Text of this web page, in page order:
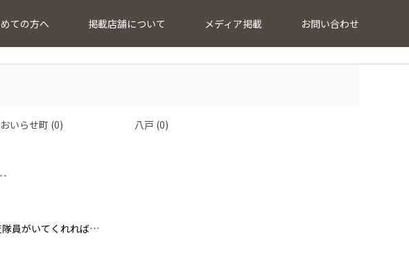
ての方へ 掲載店舗について メディア掲載 お問い合わせ
いらせ町 (0)
八戸 (0)
隊員がいてくれれば…